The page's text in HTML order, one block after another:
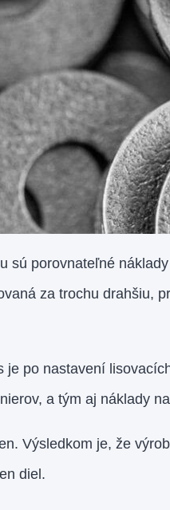
sú porovnateľné
za trochu drahšiu,
po nastavení
a tým aj náklady
Výsledkom je, že
diel.